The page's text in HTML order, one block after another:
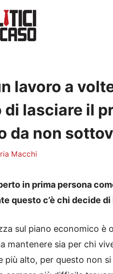
lavoro a
lasciare il
da non
Macchi
in prima persona
questo c’è chi decide
sul piano economico
mantenere sia per chi
più alto, per questo non